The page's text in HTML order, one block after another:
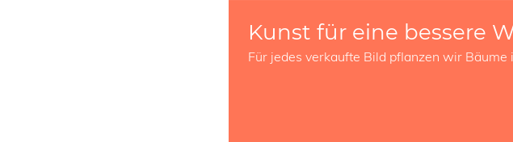
Kunst für eine bessere
Für jedes verkaufte Bild pflanzen wir Bäume